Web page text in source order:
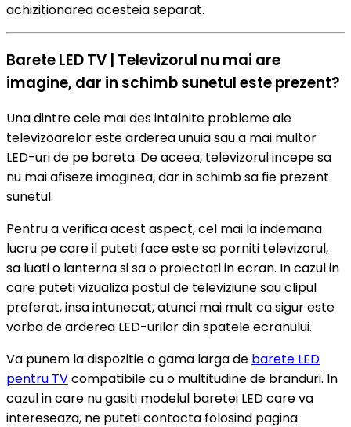
achizitionarea acesteia separat.
Barete LED TV | Televizorul nu mai are
imagine, dar in schimb sunetul este prezent?
Una dintre cele mai des intalnite probleme ale
televizoarelor este arderea unuia sau a mai multor
LED-uri de pe bareta. De aceea, televizorul incepe sa
nu mai afiseze imaginea, dar in schimb sa fie prezent
sunetul.
Pentru a verifica acest aspect, cel mai la indemana
lucru pe care il puteti face este sa porniti televizorul,
sa luati o lanterna si sa o proiectati in ecran. In cazul in
care puteti vizualiza postul de televiziune sau clipul
preferat, insa intunecat, atunci mai mult ca sigur este
vorba de arderea LED-urilor din spatele ecranului.
Va punem la dispozitie o gama larga de barete LED
pentru TVcompatibile cu o multitudine de branduri. In
cazul in care nu gasiti modelul baretei LED care va
intereseaza, ne puteti contacta folosind pagina